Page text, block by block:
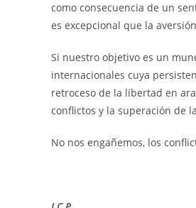
como consecuencia de un
es excepcional que la
Si nuestro objetivo es un
internacionales cuya
retroceso de la libertad en
conflictos y la superación de
No nos engañemos, los